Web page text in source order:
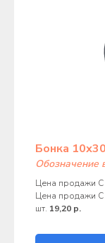
Бонка
Обозначение
Цена продажи С
Цена продажи С
шт. 19,20 р.